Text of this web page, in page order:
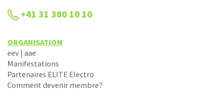
+41 31 380 10 10
ORGANISATION
eev | aae
Manifestations
Partenaires ELITE Electro
Comment devenir membre?